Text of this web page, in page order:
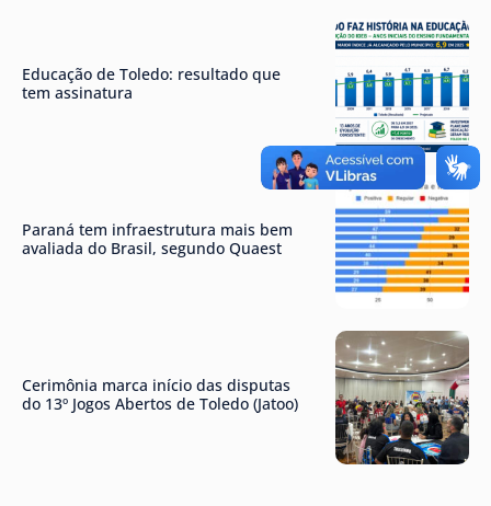
Educação de Toledo: resultado que
tem assinatura
Paraná tem infraestrutura mais bem
avaliada do Brasil, segundo Quaest
Cerimônia marca início das disputas
do 13º Jogos Abertos de Toledo (Jatoo)